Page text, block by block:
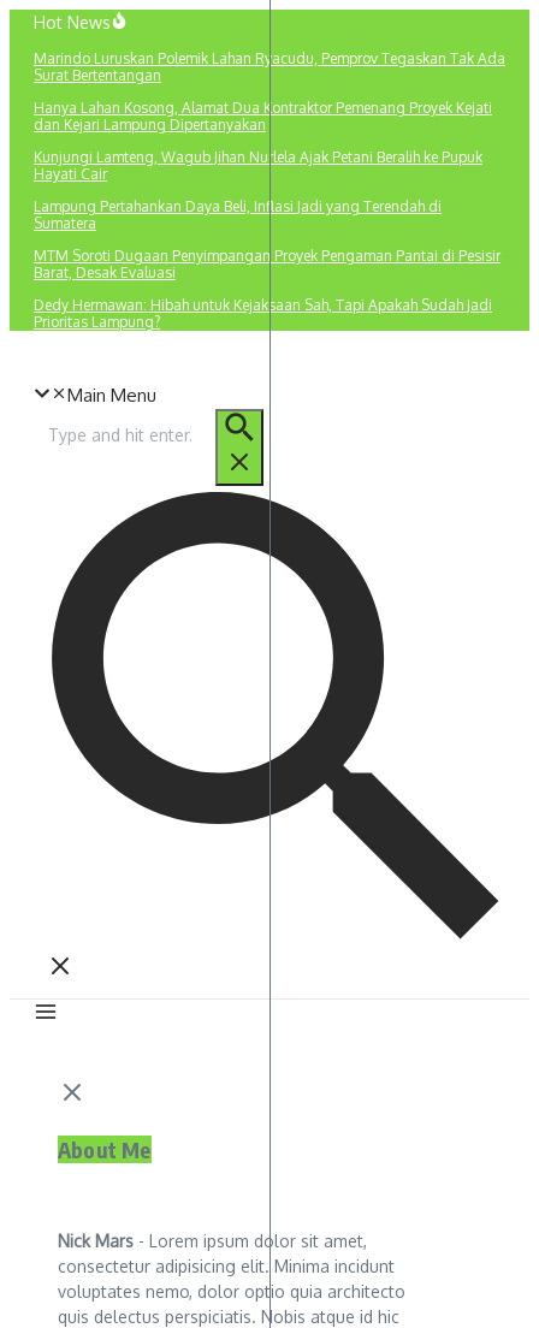
Lewati
konten
Hot News
Marindo Luruskan Polemik Lahan Ryacudu, Pemprov Tegaskan Tak Ada
Surat Bertentangan
Hanya Lahan Kosong, Alamat Dua Kontraktor Pemenang Proyek Kejati
dan Kejari Lampung Dipertanyakan
Kunjungi Lamteng, Wagub Jihan Nurlela Ajak Petani Beralih ke Pupuk
Hayati Cair
Lampung Pertahankan Daya Beli, Inflasi Jadi yang Terendah di
Sumatera
MTM Soroti Dugaan Penyimpangan Proyek Pengaman Pantai di Pesisir
Barat, Desak Evaluasi
Dedy Hermawan: Hibah untuk Kejaksaan Sah, Tapi Apakah Sudah Jadi
Prioritas Lampung?
Main Menu
untuk:
About Me
Nick Mars - Lorem ipsum dolor sit amet,
consectetur adipisicing elit. Minima incidunt
voluptates nemo, dolor optio quia architecto
quis delectus perspiciatis. Nobis atque id hic